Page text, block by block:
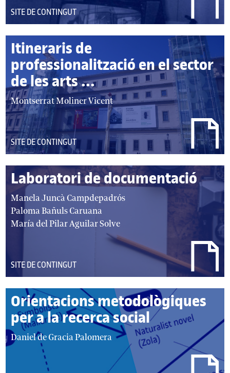
DEL
TIPUS:
SITE DE CONTINGUT
Itineraris de
professionalització en el sector
de les arts ...
autor/autors:
Montserrat Moliner Vicent
DEL
TIPUS:
SITE DE CONTINGUT
Laboratori de documentació
autor/autors:
Manela Juncà Campdepadrós
Paloma Bañuls Caruana
María del Pilar Aguilar Solve
DEL
TIPUS:
SITE DE CONTINGUT
Orientacions metodològiques
per a la recerca social
autor/autors:
Daniel de Gracia Palomera